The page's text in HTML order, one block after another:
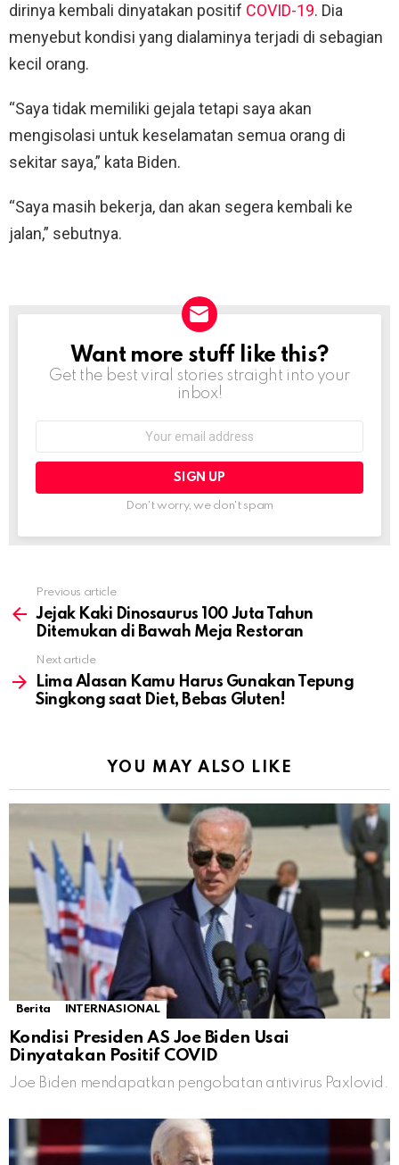
dirinya kembali dinyatakan positif COVID-19. Dia
menyebut kondisi yang dialaminya terjadi di sebagian
kecil orang.
“Saya tidak memiliki gejala tetapi saya akan
mengisolasi untuk keselamatan semua orang di
sekitar saya,” kata Biden.
“Saya masih bekerja, dan akan segera kembali ke
jalan,” sebutnya.
NEWSLETTER
Want more stuff like this?
Get the best viral stories straight into your
inbox!
Don't worry, we don't spam
more
Previous article
Jejak Kaki Dinosaurus 100 Juta Tahun
Ditemukan di Bawah Meja Restoran
Next article
Lima Alasan Kamu Harus Gunakan Tepung
Singkong saat Diet, Bebas Gluten!
YOU MAY ALSO LIKE
Berita INTERNASIONAL
Kondisi Presiden AS Joe Biden Usai
Dinyatakan Positif COVID
Joe Biden mendapatkan pengobatan antivirus Paxlovid.